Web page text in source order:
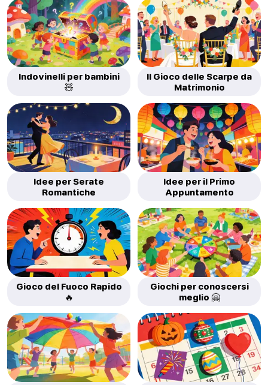
Indovinelli per bambini
🧸
Il Gioco delle Scarpe da
Matrimonio
Idee per Serate
Romantiche
Idee per il Primo
Appuntamento
Gioco del Fuoco Rapido
🔥
Giochi per conoscersi
meglio 🤗